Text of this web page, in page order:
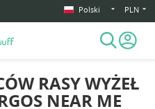
Polski PLN
RASY WYŻEŁ
NEAR ME